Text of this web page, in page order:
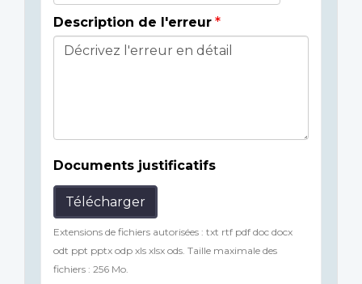
Description de l'erreur
Documents justificatifs
Télécharger
Extensions de fichiers autorisées : txt rtf pdf doc docx
odt ppt pptx odp xls xlsx ods. Taille maximale des
fichiers : 256 Mo.